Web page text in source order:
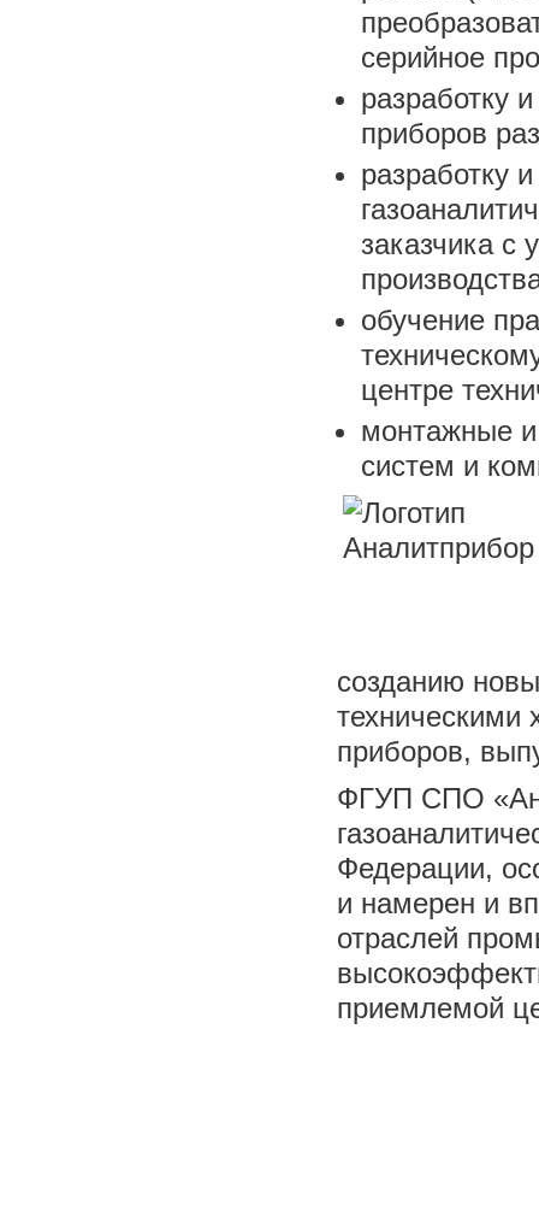
серийное
разработку
приборов
разработку
заказчика с
обучение
центре
монтажные и
систем и
созданию
техническими
приборов,
ФГУП СПО
Федерации,
и намерен и
отраслей
приемлемой